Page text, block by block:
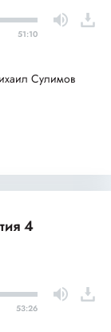
51:10
Сулимов
4
53:26